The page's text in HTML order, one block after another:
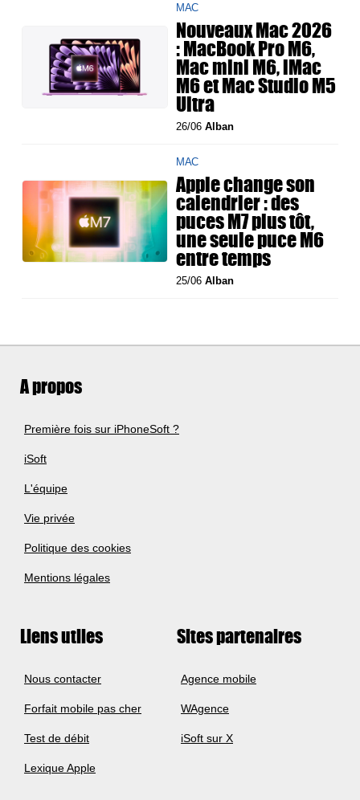
MAC
Nouveaux Mac 2026
: MacBook Pro M6,
Mac mini M6, iMac
M6 et Mac Studio M5
Ultra
26/06Alban
MAC
Apple change son
calendrier : des
puces M7 plus tôt,
une seule puce M6
entre temps
25/06Alban
A propos
Première fois sur iPhoneSoft ?
iSoft
L'équipe
Vie privée
Politique des cookies
Mentions légales
Liens utiles
Nous contacter
Forfait mobile pas cher
Test de débit
Lexique Apple
Sites partenaires
Agence mobile
WAgence
iSoft sur X